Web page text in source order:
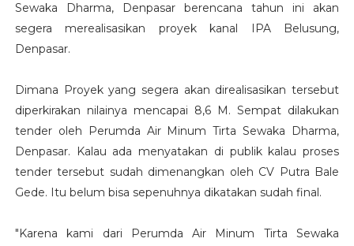
Sewaka Dharma, Denpasar berencana tahun ini akan
segera merealisasikan proyek kanal IPA Belusung,
Denpasar.
Dimana Proyek yang segera akan direalisasikan tersebut
diperkirakan nilainya mencapai 8,6 M. Sempat dilakukan
tender oleh Perumda Air Minum Tirta Sewaka Dharma,
Denpasar. Kalau ada menyatakan di publik kalau proses
tender tersebut sudah dimenangkan oleh CV Putra Bale
Gede. Itu belum bisa sepenuhnya dikatakan sudah final.
"Karena kami dari Perumda Air Minum Tirta Sewaka